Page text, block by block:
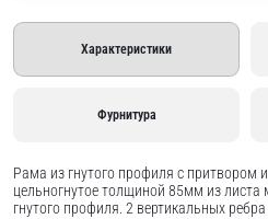
Характеристики
Фурнитура
Рама из гнутого профиля с притвором
цельногнутое толщиной 85мм из
гнутого профиля. 2 вертикальных